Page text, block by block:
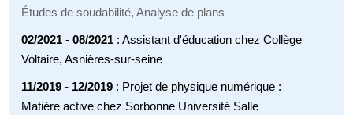
Études de soudabilité, Analyse de plans
02/2021 - 08/2021 : Assistant d'éducation chez Collège
Voltaire, Asnières-sur-seine
11/2019 - 12/2019 : Projet de physique numérique :
Matière active chez Sorbonne Université Salle